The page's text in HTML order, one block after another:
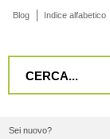
Blog Indice alfabetico
Sei nuovo?